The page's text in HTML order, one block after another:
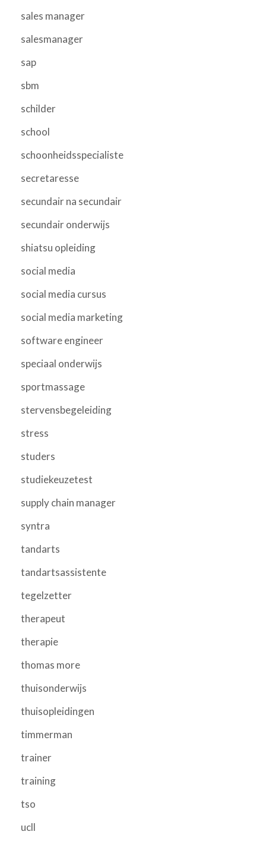
sales manager
salesmanager
sap
sbm
schilder
school
schoonheidsspecialiste
secretaresse
secundair na secundair
secundair onderwijs
shiatsu opleiding
social media
social media cursus
social media marketing
software engineer
speciaal onderwijs
sportmassage
stervensbegeleiding
stress
studers
studiekeuzetest
supply chain manager
syntra
tandarts
tandartsassistente
tegelzetter
therapeut
therapie
thomas more
thuisonderwijs
thuisopleidingen
timmerman
trainer
training
tso
ucll